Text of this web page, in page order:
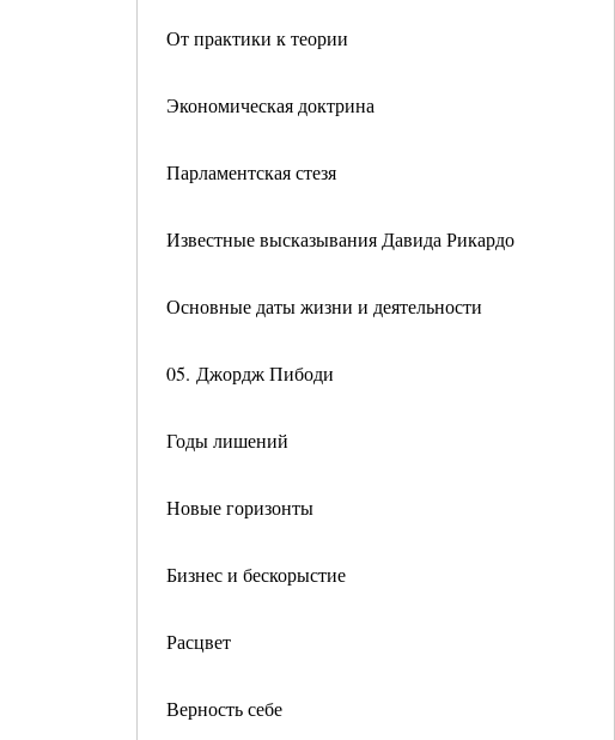
От практики к теории
Экономическая доктрина
Парламентская стезя
Известные высказывания Давида Рикардо
Основные даты жизни и деятельности
05. Джордж Пибоди
Годы лишений
Новые горизонты
Бизнес и бескорыстие
Расцвет
Верность себе